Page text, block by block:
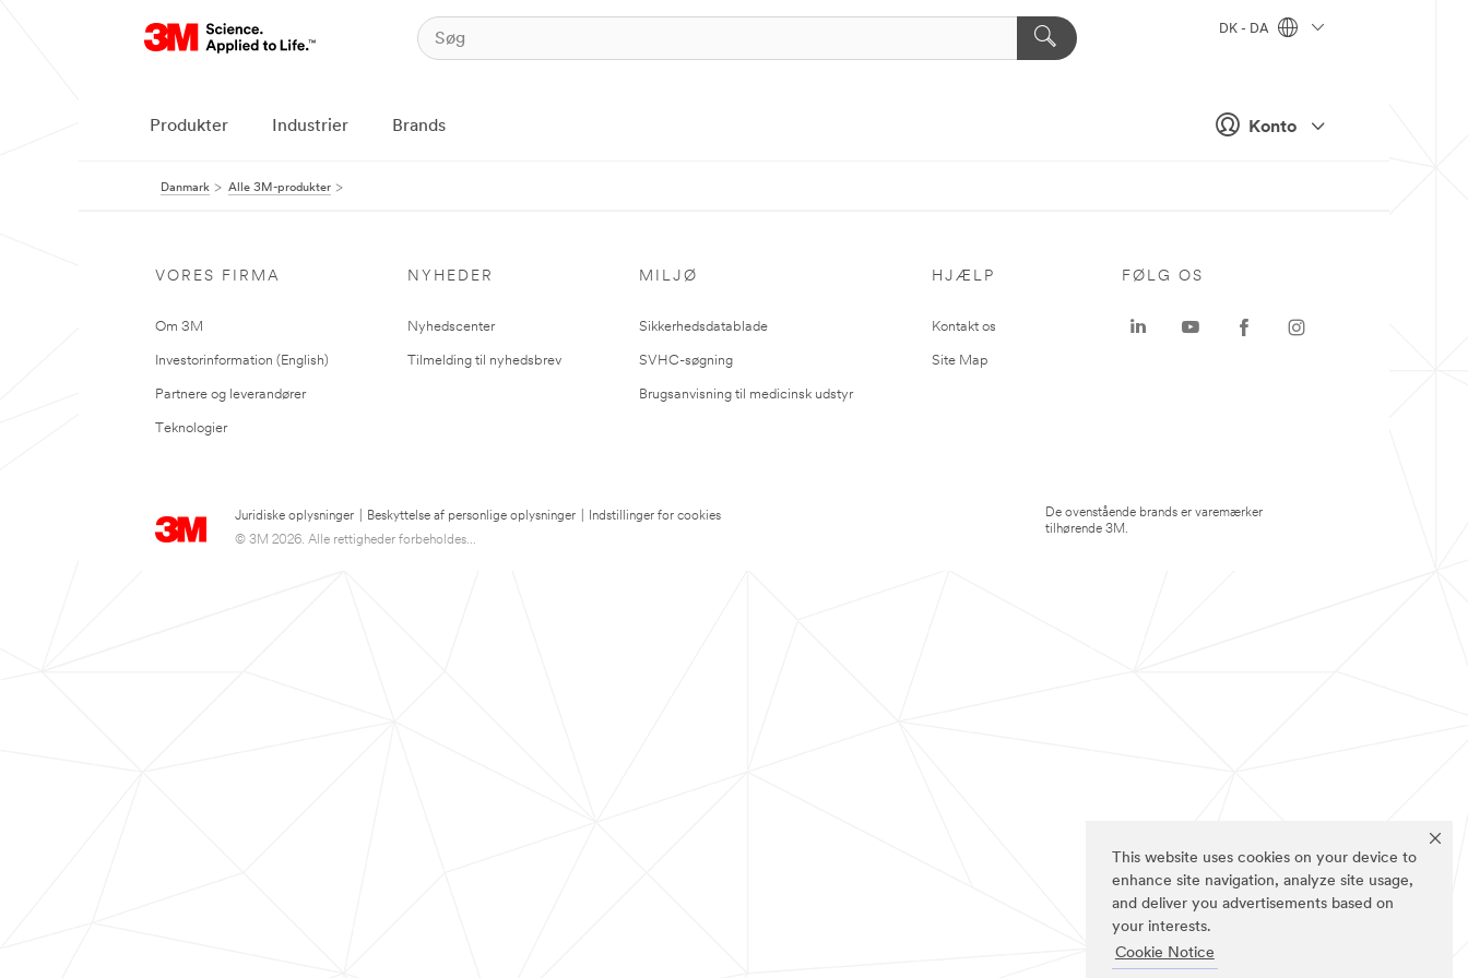
This website uses cookies on your device to
enhance site navigation, analyze site usage,
and deliver you advertisements based on
your interests.
Cookie Notice
Konto
DK - DA
Produkter Industrier Brands
Danmark Alle 3M-produkter
VORES FIRMA
Om 3M
Investorinformation (English)
Partnere og leverandører
Teknologier
NYHEDER
Nyhedscenter
Tilmelding til nyhedsbrev
MILJØ
Sikkerhedsdatablade
SVHC-søgning
Brugsanvisning til medicinsk udstyr
HJÆLP
Kontakt os
Site Map
Juridiske oplysninger Beskyttelse af personlige oplysninger
Indstillinger for cookies
© 3M 2026. Alle rettigheder forbeholdes...
FØLG OS
De ovenstående brands er varemærker
tilhørende 3M.